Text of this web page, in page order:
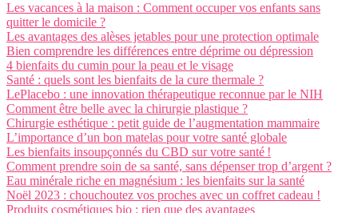
Les vacances à la maison : Comment occuper vos enfants sans
quitter le domicile ?
Les avantages des alèses jetables pour une protection optimale
Bien comprendre les différences entre déprime ou dépression
4 bienfaits du cumin pour la peau et le visage
Santé : quels sont les bienfaits de la cure thermale ?
LePlacebo : une innovation thérapeutique reconnue par le NIH
Comment être belle avec la chirurgie plastique ?
Chirurgie esthétique : petit guide de l’augmentation mammaire
L’importance d’un bon matelas pour votre santé globale
Les bienfaits insoupçonnés du CBD sur votre santé !
Comment prendre soin de sa santé, sans dépenser trop d’argent ?
Eau minérale riche en magnésium : les bienfaits sur la santé
Noël 2023 : chouchoutez vos proches avec un coffret cadeau !
Produits cosmétiques bio : rien que des avantages